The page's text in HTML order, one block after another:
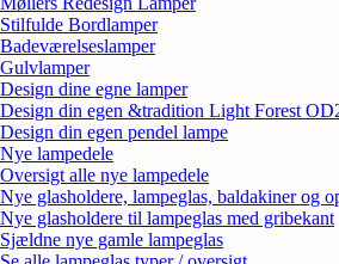
Stilfulde Bordlamper
Badeværelseslamper
Gulvlamper
Design dine egne lamper
Design din egen &tradition Light Forest
Design din egen pendel lampe
Nye lampedele
Oversigt alle nye lampedele
Nye glasholdere, lampeglas, baldakiner og
Nye glasholdere til lampeglas med gribekant
Sjældne nye gamle lampeglas